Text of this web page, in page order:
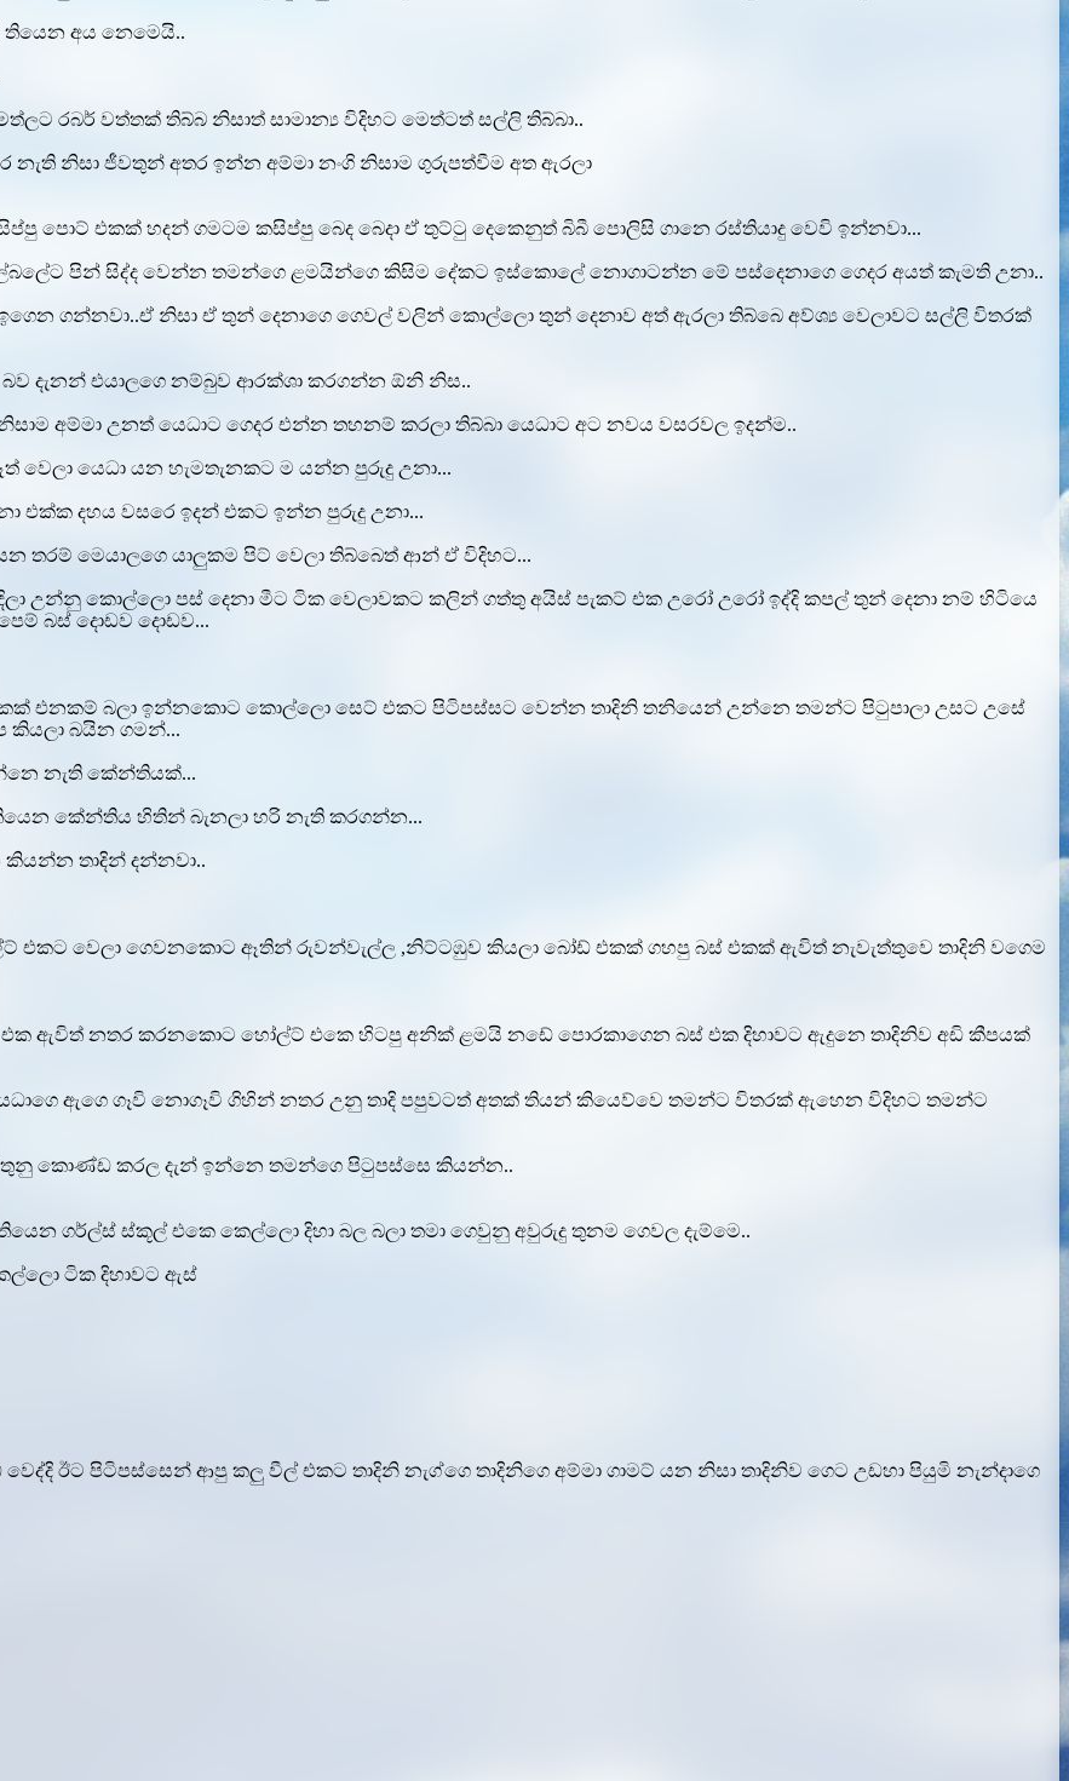
තියෙන අය නෙමෙයි..
රබර් වත්තක් තිබ්බ නිසාත් සාමාන්‍ය විදිහට මෙත්ටත් සල්ලි තිබ්බා..
නිසා ජීවතුන් අතර ඉන්න අම්මා නංගි නිසාම ගුරුපත්වීම අත ඇරලා
පොට් එකක් හදන් ගමටම කසිප්පු බෙද බෙදා ඒ තුට්ටු දෙකෙනුත් බිබී පොලිසි ගානෙ රස්තියාදු වෙවි ඉන්නවා...
පින් සිද්ද වෙන්න තමන්ගෙ ළමයින්ගෙ කිසිම දේකට ඉස්කොලේ නොගාටන්න මේ පස්දෙනාගෙ ගෙදර අයත් කැමති උනා..
ගන්නවා..ඒ නිසා ඒ තුන් දෙනාගෙ ගෙවල් වලින් කොල්ලො තුන් දෙනාව අත් ඇරලා තිබ්බෙ අව්ශ්‍ය වෙලාවට සල්ලි විතරක්
බව දැනන් එයාලගෙ නම්බුව ආරක්ශා කරගන්න ඕනි නිස..
අම්මා උනත් යෙධාට ගෙදර එන්න තහනම් කරලා තිබ්බා යෙධාට අට නවය වසරවල ඉදන්ම..
යෙධා යන හැමතැනකට ම යන්න පුරුදු උනා...
එක්ක දහය වසරෙ ඉදන් එකට ඉන්න පුරුදු උනා...
මෙයාලගෙ යාලුකම පිට් වෙලා තිබ්බෙත් ආන් ඒ විදිහට...
උන්නු කොල්ලො පස් දෙනා මීට ටික වෙලාවකට කලින් ගත්තු අයිස් පැකට් එක උරෝ උරෝ ඉද්දි කපල් තුන් දෙනා නම් හිටියෙ
බස් දොඩව දොඩව...
එනකම් බලා ඉන්නකොට කොල්ලො සෙට් එකට පිටිපස්සට වෙන්න තාදිනි තනියෙන් උන්නෙ තමන්ට පිටුපාලා උසට උසේ
කියලා බයින ගමන්...
නැති කේන්තියක්...
කේන්තිය හිතින් බැනලා හරි නැති කරගන්න...
තාදින් දන්නවා..
එකට වෙලා ගෙවනකොට ඈතින් රුවන්වැල්ල ,නිට්ටඹුව කියලා බෝඩ් එකක් ගහපු බස් එකක් ඇවිත් නැවැත්තුවෙ තාදිනි වගෙම
ඇවිත් නතර කරනකොට හෝල්ට් එකෙ හිටපු අනික් ළමයි නඩේ පොරකාගෙන බස් එක දිහාවට ඇදුනෙ තාදිනිව අඩි කීපයක්
ඇගෙ ගෑවි නොගෑවි ගිහින් නතර උනු තාදි පපුවටත් අතක් තියන් කියෙව්වෙ තමන්ට විතරක් ඇහෙන විදිහට තමන්ට
කොණ්ඩ කරල දැන් ඉන්නෙ තමන්ගෙ පිටුපස්සෙ කියන්න..
ගර්ල්ස් ස්කූල් එකෙ කෙල්ලො දිහා බල බලා තමා ගෙවුනු අවුරුදු තුනම ගෙවල දැම්මෙ..
ටික දිහාවට ඇස්
ඊට පිටිපස්සෙන් ආපු කලු වීල් එකට තාදිනි නැග්ගෙ තාදිනිගෙ අම්මා ගාමට් යන නිසා තාදිනිව ගෙට උඩහා පියුමි නැන්දාගෙ